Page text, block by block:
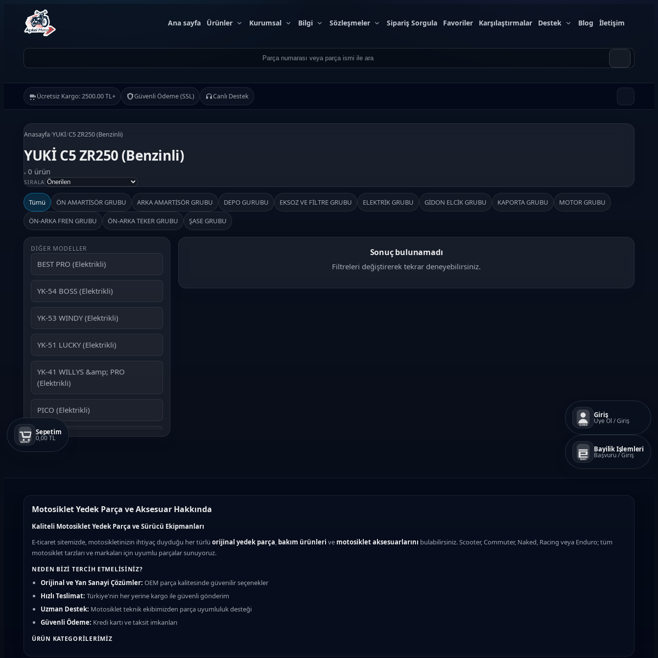
Ana sayfa Ürünler Kurumsal Bilgi Sözleşmeler Sipariş Sorgula Favoriler Karşılaştırmalar Destek Blog İletişim
Ücretsiz Kargo: 2500.00 TL+ Güvenli Ödeme (SSL) Canlı Destek
SEPET
Sepetim
0,00 TL
GIRIS
Giriş
Üye Ol / Giriş
BAYI
Bayilik İşlemleri
Başvuru / Giriş
Ürün Ara
Ara
Anasayfa/YUKİ/C5 ZR250 (Benzinli)
YUKİ C5 ZR250 (Benzinli)
0 ürün
SIRALA
Tümü ÖN AMARTİSÖR GRUBU ARKA AMARTİSÖR GRUBU DEPO GURUBU EKSOZ VE FİLTRE GRUBU ELEKTRİK GRUBU GİDON ELCİK GRUBU KAPORTA GRUBU MOTOR GRUBU
ÖN-ARKA FREN GRUBU ÖN-ARKA TEKER GRUBU ŞASE GRUBU
DIĞER MODELLER
BEST PRO (Elektrikli)
YK-54 BOSS (Elektrikli)
YK-53 WINDY (Elektrikli)
YK-51 LUCKY (Elektrikli)
YK-41 WILLYS &amp; PRO
(Elektrikli)
PICO (Elektrikli)
RISOTTO-S 50 (Benzinli)
HAMMER 125 (Benzinli)
EXPLORER 250 MAXI SCOOTER
(Benzinli)
GELATO 125 (Benzinli)
XWAY PRO (Benzinli)
Sonuç bulunamadı
Filtreleri değiştirerek tekrar deneyebilirsiniz.
Motosiklet Yedek Parça ve Aksesuar Hakkında
Kaliteli Motosiklet Yedek Parça ve Sürücü Ekipmanları
E-ticaret sitemizde, motosikletinizin ihtiyaç duyduğu her türlü orijinal yedek parça, bakım ürünleri ve motosiklet aksesuarlarını bulabilirsiniz. Scooter, Commuter, Naked, Racing veya Enduro; tüm
motosiklet tarzları ve markaları için uyumlu parçalar sunuyoruz.
NEDEN BIZI TERCIH ETMELISINIZ?
Orijinal ve Yan Sanayi Çözümler: OEM parça kalitesinde güvenilir seçenekler
Hızlı Teslimat: Türkiye'nin her yerine kargo ile güvenli gönderim
Uzman Destek: Motosiklet teknik ekibimizden parça uyumluluk desteği
Güvenli Ödeme: Kredi kartı ve taksit imkanları
ÜRÜN KATEGORILERIMIZ